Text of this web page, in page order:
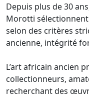
Depuis plus de 30
Morotti sélectionnent
selon des critères
ancienne, intégrité
L’art africain ancien
collectionneurs,
recherchant des